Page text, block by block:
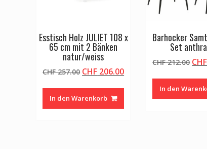
Esstisch Holz JULIET 108 x
65 cm mit 2 Bänken
natur/weiss
CHF257.00 Ursprünglicher
war:
CHF 257.00
CHF 206.00Aktueller
In den Warenkorb
Barhocker
Set
CHF212.00
war:
CHF
In den